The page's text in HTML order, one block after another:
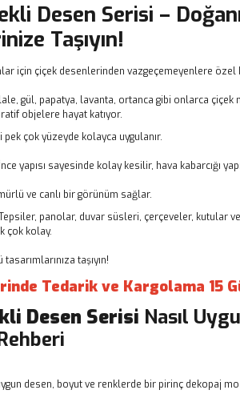
Desen Serisi –
Taşıyın!
için çiçek desenlerinden vazgeçemeyenlere özel
gül, papatya, lavanta, ortanca gibi onlarca çiçek
objelere hayat katıyor.
çok yüzeyde kolayca uygulanır.
İnce yapısı sayesinde kolay kesilir, hava kabarcığı
ve canlı bir görünüm sağlar.
panolar, duvar süsleri, çerçeveler, kutular
çok kolay.
taşıyın!
Tedarik ve Kargolama 15
Desen Serisi Nasıl
desen, boyut ve renklerde bir pirinç dekopaj